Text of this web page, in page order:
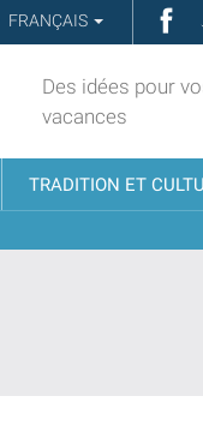
FRANÇAIS
Des idées pour
vacances
TRADITION ET